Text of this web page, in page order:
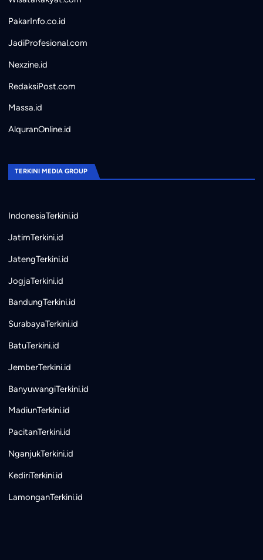
PakarInfo.co.id
JadiProfesional.com
Nexzine.id
RedaksiPost.com
Massa.id
AlquranOnline.id
TERKINI MEDIA GROUP
IndonesiaTerkini.id
JatimTerkini.id
JatengTerkini.id
JogjaTerkini.id
BandungTerkini.id
SurabayaTerkini.id
BatuTerkini.id
JemberTerkini.id
BanyuwangiTerkini.id
MadiunTerkini.id
PacitanTerkini.id
NganjukTerkini.id
KediriTerkini.id
LamonganTerkini.id